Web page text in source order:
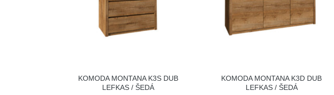
KOMODA MONTANA K3S DUB
LEFKAS / ŠEDÁ
KOMODA MONTANA K3D DUB
LEFKAS / ŠEDÁ